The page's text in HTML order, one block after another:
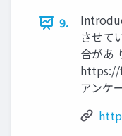
9.
させて
合があ
https://
アンケ